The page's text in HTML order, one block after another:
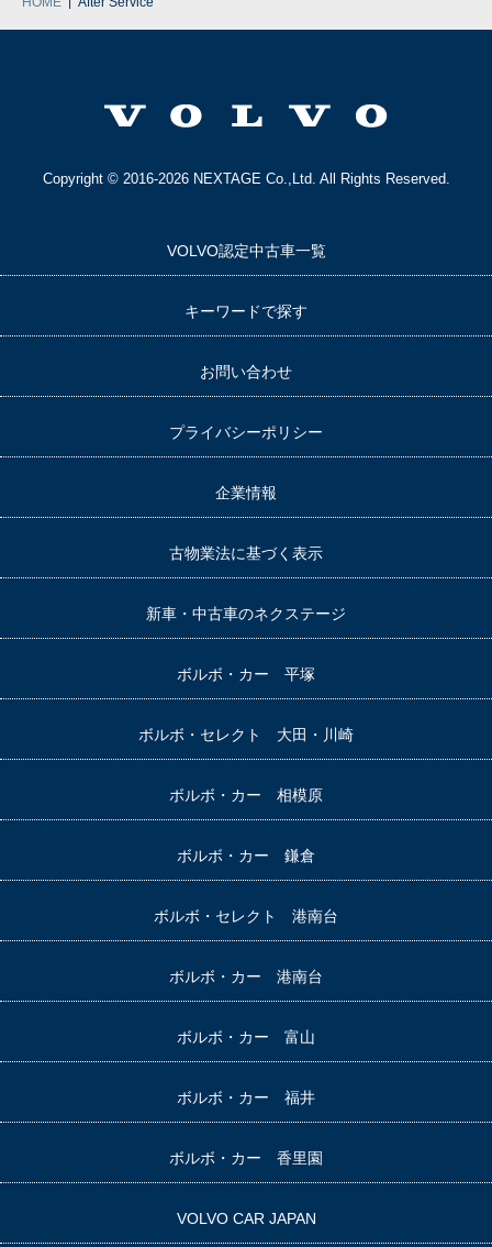
Copyright © 2016-2026 NEXTAGE Co.,Ltd. All Rights Reserved.
VOLVO認定中古車一覧
キーワードで探す
お問い合わせ
プライバシーポリシー
企業情報
古物業法に基づく表示
新車・中古車のネクステージ
ボルボ・カー 平塚
ボルボ・セレクト 大田・川崎
ボルボ・カー 相模原
ボルボ・カー 鎌倉
ボルボ・セレクト 港南台
ボルボ・カー 港南台
ボルボ・カー 富山
ボルボ・カー 福井
ボルボ・カー 香里園
VOLVO CAR JAPAN